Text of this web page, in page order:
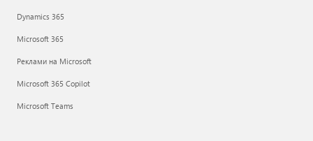
Dynamics 365
Microsoft 365
Реклами на Microsoft
Microsoft 365 Copilot
Microsoft Teams